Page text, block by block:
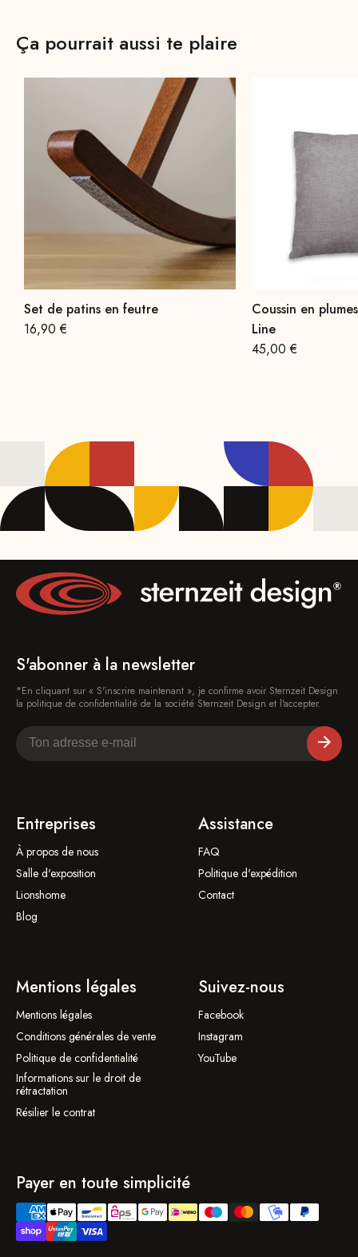
Ça pourrait aussi te plaire
Set de patins en feutre
Prix
16,90 €
Coussin en
Line
Prix
45,00 €
S'abonner à la newsletter
*En cliquant sur « S'inscrire maintenant », je confirme avoir Sternzeit Design
la politique de confidentialité de la société Sternzeit Design et l'accepter.
Entreprises
À propos de nous
Salle d'exposition
Lionshome
Blog
Assistance
FAQ
Politique d'expédition
Contact
Mentions légales
Mentions légales
Conditions générales de vente
Politique de confidentialité
Informations sur le droit de
rétractation
Résilier le contrat
Suivez-nous
Facebook
Instagram
YouTube
Payer en toute simplicité